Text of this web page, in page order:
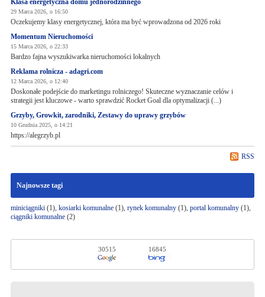
Klasa energetyczna domu jednorodzinnego
29 Marca 2026, o 16:50
Oczekujemy klasy energetycznej, która ma być wprowadzona od 2026 roki
Momentum Nieruchomości
15 Marca 2026, o 22:33
Bardzo fajna wyszukiwarka nieruchomości lokalnych
Reklama rolnicza - adagri.com
12 Marca 2026, o 12:40
Doskonałe podejście do marketingu rolniczego! Skuteczne wyznaczanie celów i
strategii jest kluczowe - warto sprawdzić Rocket Goal dla optymalizacji (...)
Grzyby, Growkit, zarodniki, Zestawy do uprawy grzybów
10 Grudnia 2025, o 14:21
https://alegrzyb.pl
RSS
Najnowsze tagi
miniciągniki(1), kosiarki komunalne(1), rynek komunalny(1), portal komunalny(1),
ciągniki komunalne(2)
30515 16845